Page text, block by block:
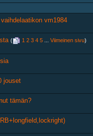
vm1984
‎ ( 1 2 3 4 5 Viimeinen sivu)
jouset
tämän?